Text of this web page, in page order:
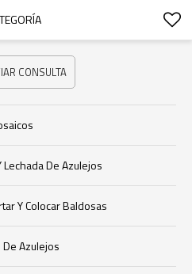
CONSULTA
De Azulejos
Y Colocar Baldosas
Azulejos